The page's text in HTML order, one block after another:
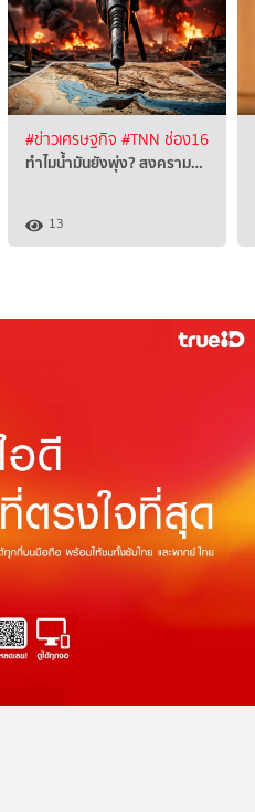
#ข่าวเศรษฐกิจ #TNN ช่อง16
ทำไมน้ำมันยังพุ่ง? สงคราม…
13